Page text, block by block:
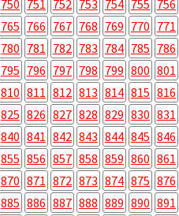
750 751 752 753 754 755 756
765 766 767 768 769 770 771
780 781 782 783 784 785 786
795 796 797 798 799 800 801
810 811 812 813 814 815 816
825 826 827 828 829 830 831
840 841 842 843 844 845 846
855 856 857 858 859 860 861
870 871 872 873 874 875 876
885 886 887 888 889 890 891